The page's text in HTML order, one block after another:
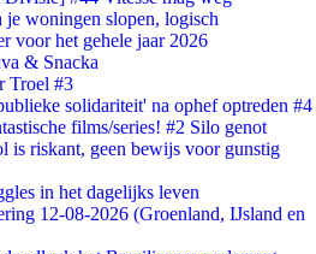
je woningen slopen, logisch
voor het gehele jaar 2026
& Snacka
Troel #3
solidariteit' na ophef optreden #4
films/series! #2 Silo genot
is riskant, geen bewijs voor gunstig
in het dagelijks leven
12-08-2026 (Groenland, IJsland en